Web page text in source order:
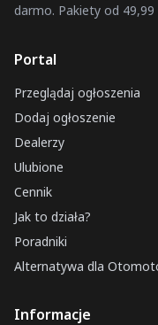
darmo. Pakiety od 49,99
Portal
Przeglądaj ogłoszenia
Dodaj ogłoszenie
Dealerzy
Ulubione
Cennik
Jak to działa?
Poradniki
Alternatywa dla
Informacje